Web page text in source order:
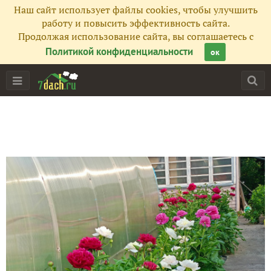
Наш сайт использует файлы cookies, чтобы улучшить
работу и повысить эффективность сайта.
Продолжая использование сайта, вы соглашаетесь с
Политикой конфиденциальности
ок
Все публикации 758
534
Сейчас обсуждают